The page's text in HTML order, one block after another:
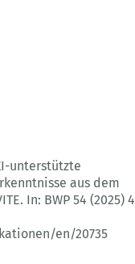
unterstützte
aus dem
In: BWP 54 (2025) 4
en/20735